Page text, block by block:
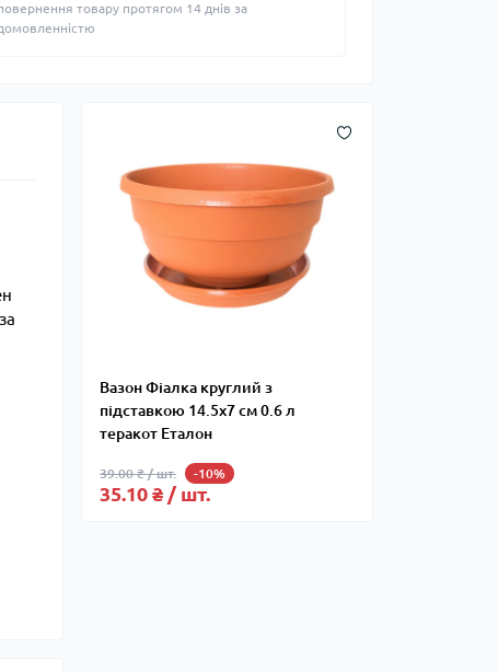
товару протягом 14 днів за
Вазон Фіалка круглий з
підставкою 14.5х7 см 0.6 л
теракот Еталон
39.00 ₴ / шт. -10%
35.10 ₴ / шт.